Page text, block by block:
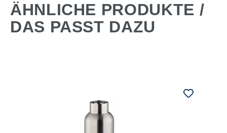
ÄHNLICHE PRODUKTE /
DAS PASST DAZU